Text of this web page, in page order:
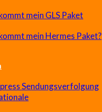
mein GLS Paket
mein Hermes Paket?
Sendungsverfolgung